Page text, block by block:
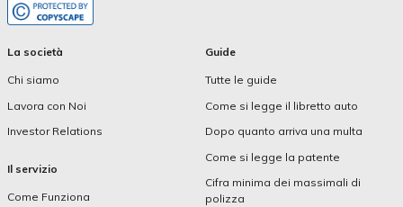
La società
Chi siamo
Lavora con Noi
Investor Relations
Il servizio
Come Funziona
Guide
Tutte le guide
Come si legge il libretto auto
Dopo quanto arriva una multa
Come si legge la patente
Cifra minima dei massimali di
polizza